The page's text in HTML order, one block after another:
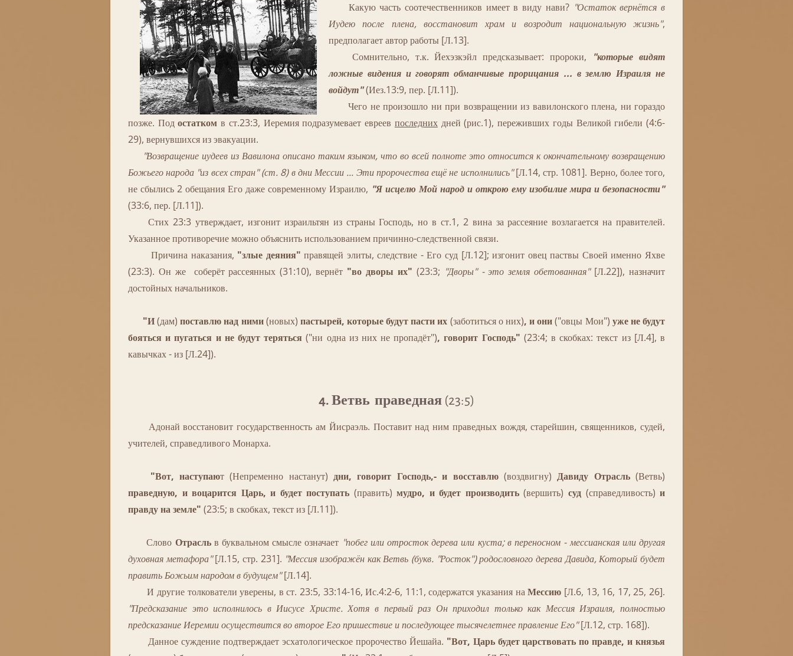
Какую часть соотечественников имеет в виду нави?"Остаток вернётся в
Иудею после плена, восстановит храм и возродит национальную жизнь",
предполагает автор работы [Л.13].
Сомнительно, т.к. Йехэзкэйл предсказывает: пророки,
"которые видят
ложные видения и говорят обманчивые прорицания ... в землю Израиля не
войдут"(Иез.13:9, пер. [Л.11]).
Чего не произошло ни при возвращении из вавилонского плена, ни гораздо
позже. Подостатком в ст.23:3, Иеремия подразумевает евреев последнихдней (рис.1), переживших годы Великой гибели (4:6-
29), вернувшихся из эвакуации.
"Возвращение иудеев из Вавилона описано таким языком, что во всей полноте это относится к окончательному возвращению
Божьего народа "из всех стран" (ст. 8) в дни Мессии ... Эти пророчества ещё не исполнились"[Л.14, стр. 1081]. Верно, более того,
не сбылись 2 обещания Его даже современному Израилю, "Я исцелю Мой народ и открою ему изобилие мира и безопасности"
(33:6, пер. [Л.11]).
Стих 23:3 утверждает, изгонит израильтян из страны Господь, но в ст.1, 2 вина за рассеяние возлагается на правителей.
Указанное противоречие можно объяснить использованием причинно-следственной связи.
Причина наказания, "злые деяния" правящей элиты, следствие - Его суд [Л.12]; изгонит овец паствы Своей именно Яхве
(23:3). Он же соберёт рассеянных (31:10), вернёт "во дворы их" (23:3; "Дворы" - это земля обетованная"[Л.22]), назначит
достойных начальников.
"И(дам)поставлю над ними(новых) пастырей, которые будут пасти их (заботиться о них), и они("овцы Мои") уже не будут
бояться и пугаться и не будут теряться("ни одна из них не пропадёт"), говорит Господь" (23:4; в скобках: текст из [Л.4], в
кавычках - из [Л.24]).
4. Ветвь праведная (23:5)
Адонай восстановит государственность ам Йисраэль. Поставит над ним праведных вождя, старейшин, священников, судей,
учителей, справедливого Монарха.
"Вот, наступают (Непременно настанут) дни, говорит Господь,- и восставлю(воздвигну)Давиду Отрасль (Ветвь)
праведную, и воцарится Царь, и будет поступать (править)мудро, и будет производить(вершить) суд (справедливость)и
правду на земле" (23:5; в скобках, текст из [Л.11]).
Слово Отрасльв буквальном смысле означает "побег или отросток дерева или куста; в переносном - мессианская или другая
духовная метафора"[Л.15, стр. 231]. "Мессия изображён как Ветвь (букв. "Росток") родословного дерева Давида, Который будет
править Божьим народом в будущем"[Л.14].
И другие толкователи уверены, в ст. 23:5, 33:14-16, Ис.4:2-6, 11:1, содержатся указания наМессию [Л.6, 13, 16, 17, 25, 26].
"Предсказание это исполнилось в Иисусе Христе. Хотя в первый раз Он приходил только как Мессия Израиля, полностью
предсказание Иеремии осуществится во второе Его пришествие и последующее тысячелетнее правление Его"[Л.12, стр. 168]).
Данное суждение подтверждает эсхатологическое пророчество Йешайа. "Вот, Царь будет царствовать по правде, и князья